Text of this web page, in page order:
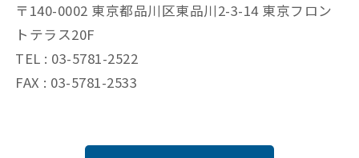
〒140-0002 東京都品川区東品川2-3-14 東京フロン
トテラス20F
TEL : 03-5781-2522
FAX : 03-5781-2533